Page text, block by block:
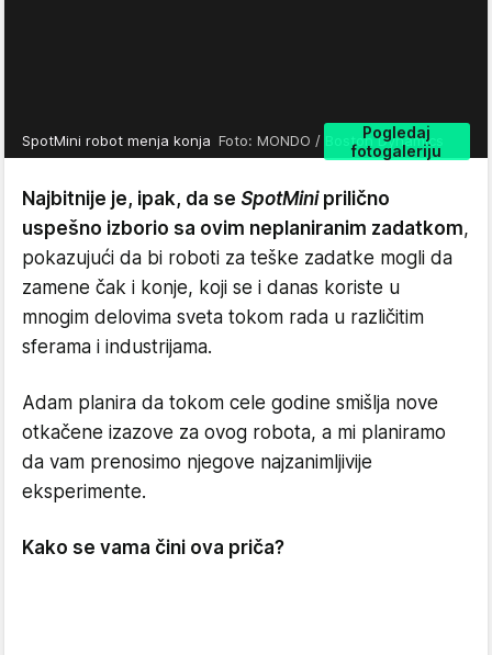
Pogledaj
fotogaleriju
SpotMini robot menja konja Foto: MONDO / Boston Dynamics
Najbitnije je, ipak, da se SpotMiniprilično
uspešno izborio sa ovim neplaniranim zadatkom,
pokazujući da bi roboti za teške zadatke mogli da
zamene čak i konje, koji se i danas koriste u
mnogim delovima sveta tokom rada u različitim
sferama i industrijama.
Adam planira da tokom cele godine smišlja nove
otkačene izazove za ovog robota, a mi planiramo
da vam prenosimo njegove najzanimljivije
eksperimente.
Kako se vama čini ova priča?